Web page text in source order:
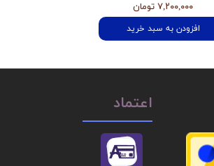
۷,۲۰۰,۰۰۰ تومان
افزودن به سبد خرید
اعتماد